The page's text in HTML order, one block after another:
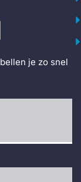
je zo snel